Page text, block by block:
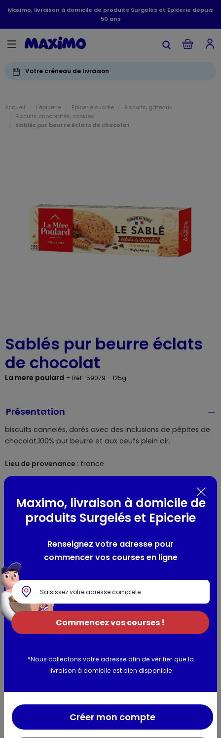
Maximo, livraison à domicile de produits Surgelés et Epicerie depuis
50 ans
Votre créneau de livraison
Accueil L'épicerie Epicerie sucrée
Biscuits, gâteaux
Biscuits chocolatés, cookies
Sablés pur beurre éclats de chocolat
Sablés pur beurre éclats
de chocolat
La mere poulard - Réf : 59079 - 125g
Présentation
biscuits cannelés, dorés avec des inclusions de pépites de
chocolat,100% pur beurre et aux oeufs plein air.
Lieu de provenance : france
Utilisation et conservation
FROMENT (France), BEURRE
(UE) (20%), sucre,
éclats de chocolat noir - cacao : 50% minimum (11%) (pâte
OEUFS(2.8%), sel, arôme naturel de vanille.
Allergènes :GLUTEN, LAIT, OEUFS, SOJA
Informations complémentaires
Maximo, livraison à domicile de
produits Surgelés et Epicerie
Renseignez votre adresse pour
commencer vos courses en ligne
Commencez vos courses !
*Nous collectons votre adresse afin de vérifier que la
livraison à domicile est bien disponible
Créer mon compte